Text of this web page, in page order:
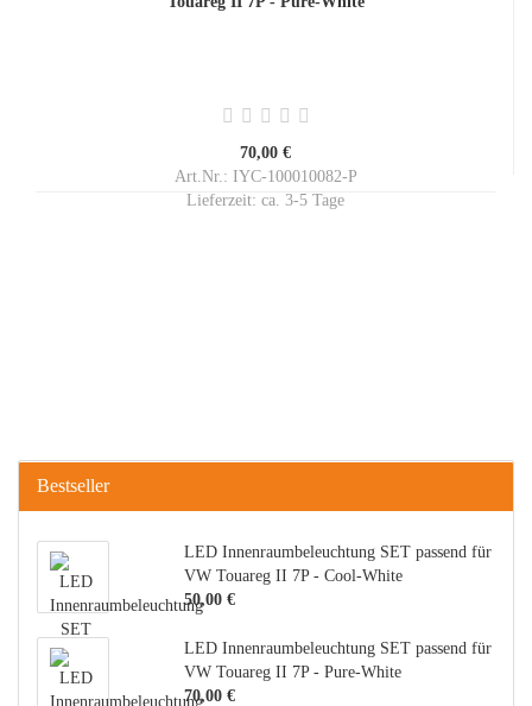
70,00 €
Art.Nr.: IYC-100010082-P
Lieferzeit: ca. 3-5 Tage
Bestseller
LED Innenraumbeleuchtung SET passend für
VW Touareg II 7P - Cool-White
50,00 €
LED Innenraumbeleuchtung SET passend für
VW Touareg II 7P - Pure-White
70,00 €